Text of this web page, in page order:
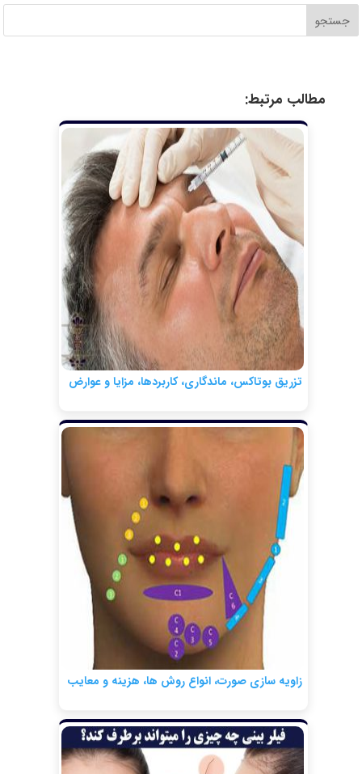
جستجو
مطالب مرتبط:
تزریق بوتاکس، ماندگاری، کاربردها، مزایا و عوارض
زاویه سازی صورت، انواع روش ها، هزینه و معایب